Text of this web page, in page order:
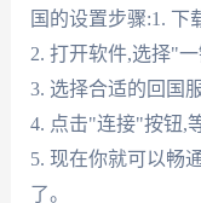
国的设置步骤:1. 下
2. 打开软件,选择"一
3. 选择合适的回国
4. 点击"连接"按钮,
5. 现在你就可以畅
了。